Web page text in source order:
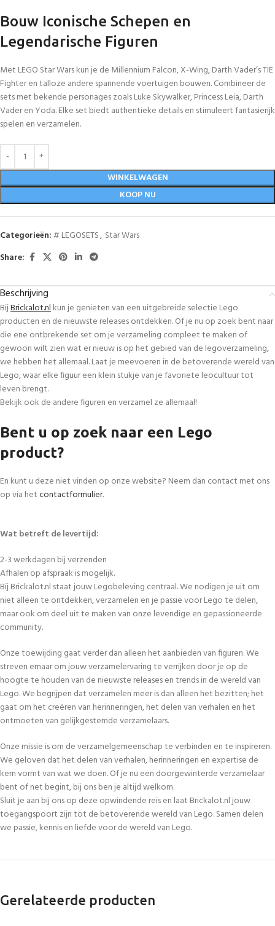
Bouw Iconische Schepen en
Legendarische Figuren
Met LEGO Star Wars kun je de Millennium Falcon, X-Wing, Darth Vader’s TIE
Fighter en talloze andere spannende voertuigen bouwen. Combineer de
sets met bekende personages zoals Luke Skywalker, Princess Leia, Darth
Vader en Yoda. Elke set biedt authentieke details en stimuleert fantasierijk
spelen en verzamelen.
WINKELWAGEN
KOOP NU
Categorieën:# LEGOSETS, Star Wars
Share:
Beschrijving
BijBrickalot.nlkun je genieten van een uitgebreide selectie Lego
producten en de nieuwste releases ontdekken. Of je nu op zoek bent naar
die ene ontbrekende set om je verzameling compleet te maken of
gewoon wilt zien wat er nieuw is op het gebied van de legoverzameling,
we hebben het allemaal. Laat je meevoeren in de betoverende wereld van
Lego, waar elke figuur een klein stukje van je favoriete leocultuur tot
leven brengt.
Bekijk ook de andere figuren en verzamel ze allemaal!
Bent u op zoek naar een Lego
product?
En kunt u deze niet vinden op onze website? Neem dan contact met ons
op via hetcontactformulier.
Wat betreft de levertijd:
2-3 werkdagen bij verzenden
Afhalen op afspraak is mogelijk.
Bij Brickalot.nl staat jouw Legobeleving centraal. We nodigen je uit om
niet alleen te ontdekken, verzamelen en je passie voor Lego te delen,
maar ook om deel uit te maken van onze levendige en gepassioneerde
community.
Onze toewijding gaat verder dan alleen het aanbieden van figuren. We
streven ernaar om jouw verzamelervaring te verrijken door je op de
hoogte te houden van de nieuwste releases en trends in de wereld van
Lego. We begrijpen dat verzamelen meer is dan alleen het bezitten; het
gaat om het creëren van herinneringen, het delen van verhalen en het
ontmoeten van gelijkgestemde verzamelaars.
Onze missie is om de verzamelgemeenschap te verbinden en te inspireren.
We geloven dat het delen van verhalen, herinneringen en expertise de
kern vormt van wat we doen. Of je nu een doorgewinterde verzamelaar
bent of net begint, bij ons ben je altijd welkom.
Sluit je aan bij ons op deze opwindende reis en laat Brickalot.nl jouw
toegangspoort zijn tot de betoverende wereld van Lego. Samen delen
we passie, kennis en liefde voor de wereld van Lego.
Gerelateerde producten